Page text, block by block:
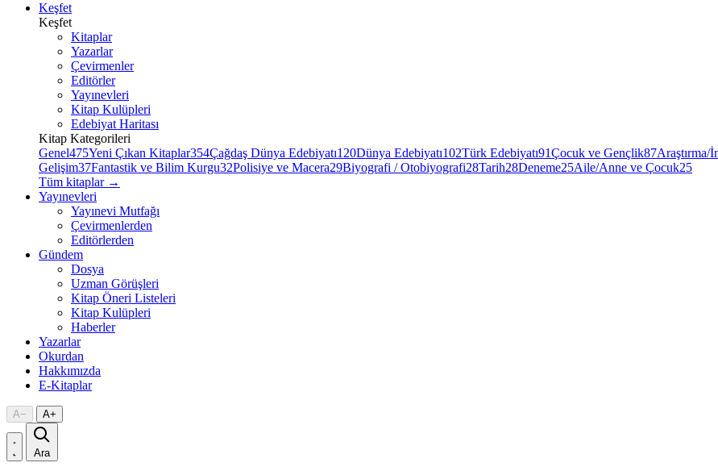
Keşfet
Keşfet
Kitaplar
Yazarlar
Çevirmenler
Editörler
Yayınevleri
Kitap Kulüpleri
Edebiyat Haritası
Kitap Kategorileri
Genel475Yeni Çıkan Kitaplar354Çağdaş Dünya Edebiyatı120Dünya Edebiyatı102Türk Edebiyatı91Çocuk ve Gençlik87Araştırma/
Gelişim37Fantastik ve Bilim Kurgu32Polisiye ve Macera29Biyografi / Otobiyografi28Tarih28Deneme25Aile/Anne ve Çocuk25
Tüm kitaplar →
Yayınevleri
Yayınevi Mutfağı
Çevirmenlerden
Editörlerden
Gündem
Dosya
Uzman Görüşleri
Kitap Öneri Listeleri
Kitap Kulüpleri
Haberler
Yazarlar
Okurdan
Hakkımızda
E-Kitaplar
A− A+
Ara